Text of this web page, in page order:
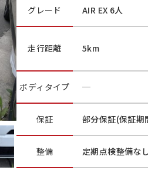
グレード AIR EX 6人
走行距離 5km
ボディ タイプ ─
保証 部分保証(保証
整備 定期点検整備な